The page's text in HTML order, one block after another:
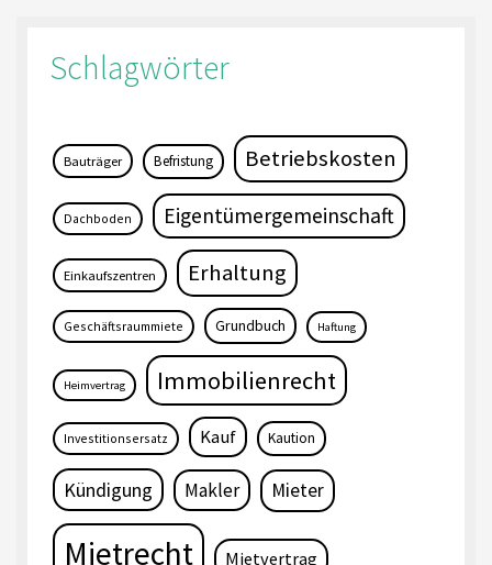
Schlagwörter
Bauträger Befristung Betriebskosten
Dachboden Eigentümergemeinschaft
Einkaufszentren Erhaltung
Geschäftsraummiete Grundbuch Haftung
Heimvertrag Immobilienrecht
Investitionsersatz Kauf Kaution
Kündigung Makler Mieter
Mietrecht Mietvertrag